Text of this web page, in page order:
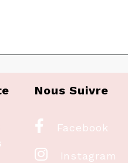
Nous Suivre
 Facebook
 Instagram